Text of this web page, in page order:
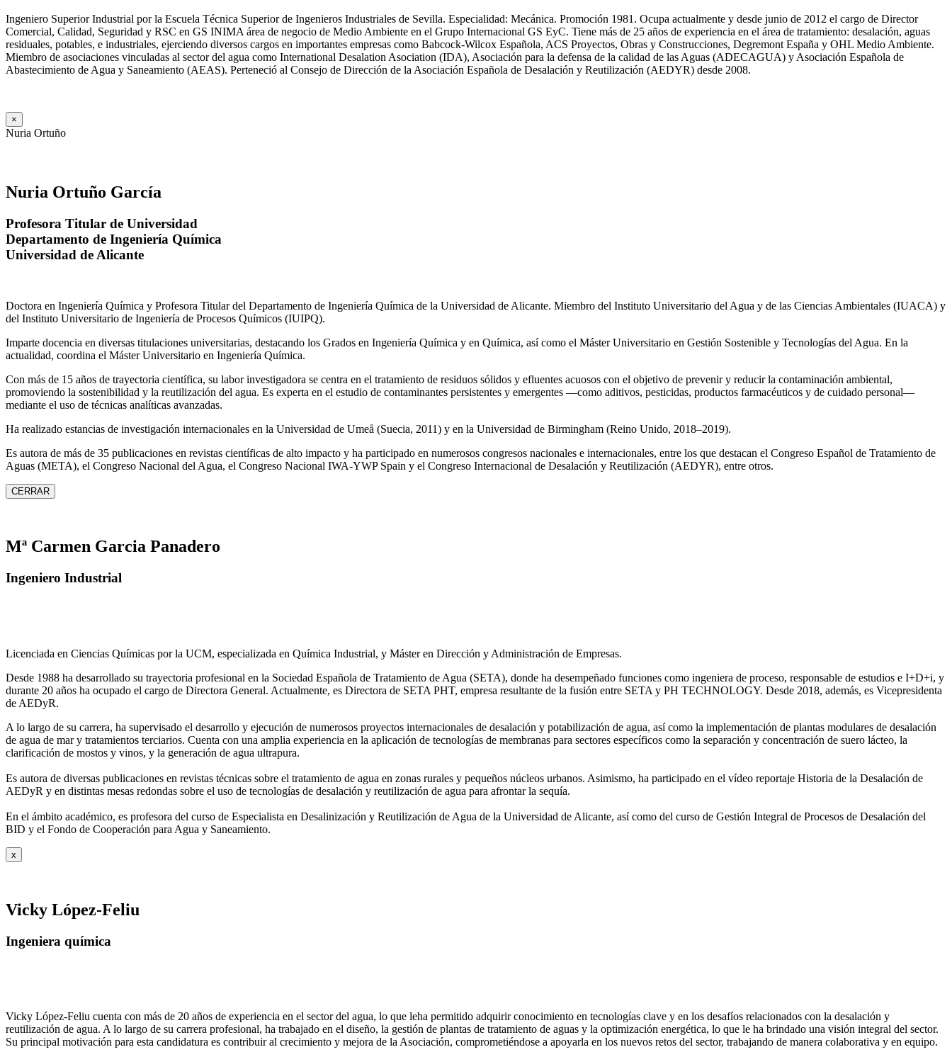
Ingeniero Superior Industrial por la Escuela Técnica Superior de Ingenieros Industriales de Sevilla. Especialidad: Mecánica. Promoción 1981. Ocupa actualmente y desde junio de 2012 el cargo de Director
Comercial, Calidad, Seguridad y RSC en GS INIMA área de negocio de Medio Ambiente en el Grupo Internacional GS EyC. Tiene más de 25 años de experiencia en el área de tratamiento: desalación, aguas
residuales, potables, e industriales, ejerciendo diversos cargos en importantes empresas como Babcock-Wilcox Española, ACS Proyectos, Obras y Construcciones, Degremont España y OHL Medio Ambiente.
Miembro de asociaciones vinculadas al sector del agua como International Desalation Asociation (IDA), Asociación para la defensa de la calidad de las Aguas (ADECAGUA) y Asociación Española de
Abastecimiento de Agua y Saneamiento (AEAS). Perteneció al Consejo de Dirección de la Asociación Española de Desalación y Reutilización (AEDYR) desde 2008.
×
Nuria Ortuño
Nuria Ortuño García
Profesora Titular de Universidad
Departamento de Ingeniería Química
Universidad de Alicante
Doctora en Ingeniería Química y Profesora Titular del Departamento de Ingeniería Química de la Universidad de Alicante. Miembro del Instituto Universitario del Agua y de las Ciencias Ambientales (IUACA) y
del Instituto Universitario de Ingeniería de Procesos Químicos (IUIPQ).
Imparte docencia en diversas titulaciones universitarias, destacando los Grados en Ingeniería Química y en Química, así como el Máster Universitario en Gestión Sostenible y Tecnologías del Agua. En la
actualidad, coordina el Máster Universitario en Ingeniería Química.
Con más de 15 años de trayectoria científica, su labor investigadora se centra en el tratamiento de residuos sólidos y efluentes acuosos con el objetivo de prevenir y reducir la contaminación ambiental,
promoviendo la sostenibilidad y la reutilización del agua. Es experta en el estudio de contaminantes persistentes y emergentes —como aditivos, pesticidas, productos farmacéuticos y de cuidado personal—
mediante el uso de técnicas analíticas avanzadas.
Ha realizado estancias de investigación internacionales en la Universidad de Umeå (Suecia, 2011) y en la Universidad de Birmingham (Reino Unido, 2018–2019).
Es autora de más de 35 publicaciones en revistas científicas de alto impacto y ha participado en numerosos congresos nacionales e internacionales, entre los que destacan el Congreso Español de Tratamiento de
Aguas (META), el Congreso Nacional del Agua, el Congreso Nacional IWA‑YWP Spain y el Congreso Internacional de Desalación y Reutilización (AEDYR), entre otros.
CERRAR
Mª Carmen Garcia Panadero
Ingeniero Industrial
Licenciada en Ciencias Químicas por la UCM, especializada en Química Industrial, y Máster en Dirección y Administración de Empresas.
Desde 1988 ha desarrollado su trayectoria profesional en la Sociedad Española de Tratamiento de Agua (SETA), donde ha desempeñado funciones como ingeniera de proceso, responsable de estudios e I+D+i, y
durante 20 años ha ocupado el cargo de Directora General. Actualmente, es Directora de SETA PHT, empresa resultante de la fusión entre SETA y PH TECHNOLOGY. Desde 2018, además, es Vicepresidenta
de AEDyR.
A lo largo de su carrera, ha supervisado el desarrollo y ejecución de numerosos proyectos internacionales de desalación y potabilización de agua, así como la implementación de plantas modulares de desalación
de agua de mar y tratamientos terciarios. Cuenta con una amplia experiencia en la aplicación de tecnologías de membranas para sectores específicos como la separación y concentración de suero lácteo, la
clarificación de mostos y vinos, y la generación de agua ultrapura.
Es autora de diversas publicaciones en revistas técnicas sobre el tratamiento de agua en zonas rurales y pequeños núcleos urbanos. Asimismo, ha participado en el vídeo reportaje Historia de la Desalación de
AEDyR y en distintas mesas redondas sobre el uso de tecnologías de desalación y reutilización de agua para afrontar la sequía.
En el ámbito académico, es profesora del curso de Especialista en Desalinización y Reutilización de Agua de la Universidad de Alicante, así como del curso de Gestión Integral de Procesos de Desalación del
BID y el Fondo de Cooperación para Agua y Saneamiento.
x
Vicky López-Feliu
Ingeniera química
Vicky López-Feliu cuenta con más de 20 años de experiencia en el sector del agua, lo que leha permitido adquirir conocimiento en tecnologías clave y en los desafíos relacionados con la desalación y
reutilización de agua. A lo largo de su carrera profesional, ha trabajado en el diseño, la gestión de plantas de tratamiento de aguas y la optimización energética, lo que le ha brindado una visión integral del sector.
Su principal motivación para esta candidatura es contribuir al crecimiento y mejora de la Asociación, comprometiéndose a apoyarla en los nuevos retos del sector, trabajando de manera colaborativa y en equipo.